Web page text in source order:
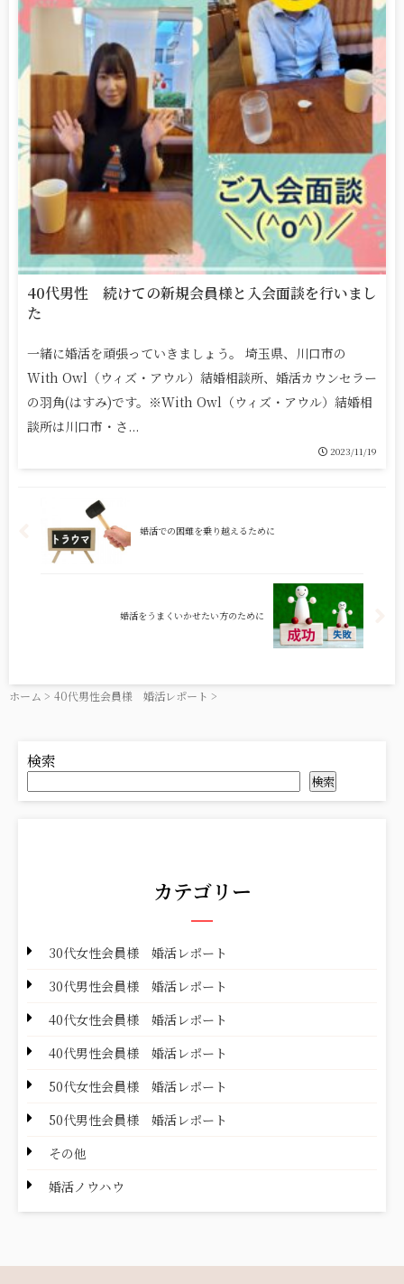
40代男性 続けての新規会員様と入会面談を行いまし
た
一緒に婚活を頑張っていきましょう。 埼玉県、川口市の
With Owl（ウィズ・アウル）結婚相談所、婚活カウンセラー
の羽角(はすみ)です。※With Owl（ウィズ・アウル）結婚相
談所は川口市・さ...
2023/11/19
婚活での困難を乗り越えるために
婚活をうまくいかせたい方のために
ホーム > 40代男性会員様 婚活レポート >
検索
検索
カテゴリー
30代女性会員様 婚活レポート
30代男性会員様 婚活レポート
40代女性会員様 婚活レポート
40代男性会員様 婚活レポート
50代女性会員様 婚活レポート
50代男性会員様 婚活レポート
その他
婚活ノウハウ